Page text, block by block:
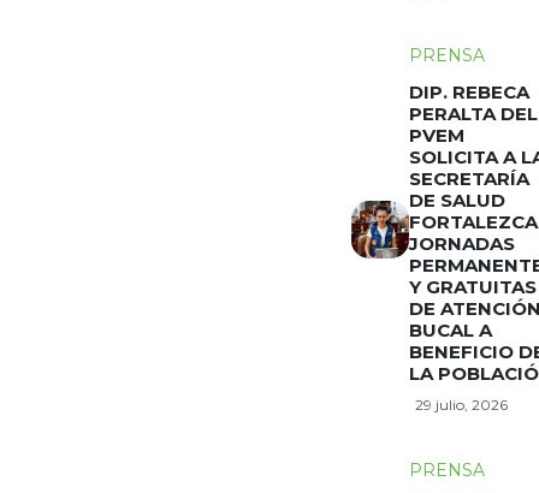
PRENSA
DIP. REBECA
PERALTA DEL
PVEM
SOLICITA A
SECRETARÍA
DE SALUD
FORTALEZCA
JORNADAS
Y GRATUITAS
DE
BUCAL A
BENEFICIO
LA
29 julio, 2026
PRENSA